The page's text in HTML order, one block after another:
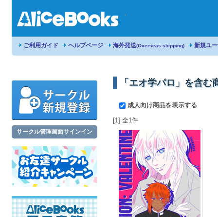
ご利用ガイド ヘルプページ 海外発送(Overseas shipping) 新規ユ
サークル管理画面サインイン
「エオ学パロ」を含む
成人向け商品を表示する
[1] 全1件